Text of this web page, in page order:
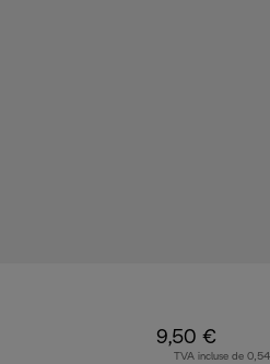
9,50 €
TVA incluse de